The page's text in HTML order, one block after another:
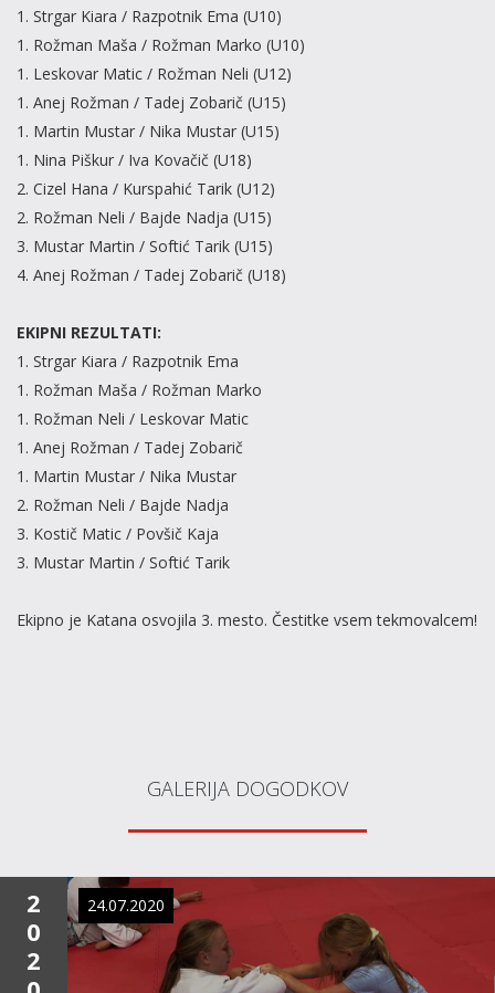
1. Strgar Kiara / Razpotnik Ema (U10)
1. Rožman Maša / Rožman Marko (U10)
1. Leskovar Matic / Rožman Neli (U12)
1. Anej Rožman / Tadej Zobarič (U15)
1. Martin Mustar / Nika Mustar (U15)
1. Nina Piškur / Iva Kovačič (U18)
2. Cizel Hana / Kurspahić Tarik (U12)
2. Rožman Neli / Bajde Nadja (U15)
3. Mustar Martin / Softić Tarik (U15)
4. Anej Rožman / Tadej Zobarič (U18)
EKIPNI REZULTATI:
1. Strgar Kiara / Razpotnik Ema
1. Rožman Maša / Rožman Marko
1. Rožman Neli / Leskovar Matic
1. Anej Rožman / Tadej Zobarič
1. Martin Mustar / Nika Mustar
2. Rožman Neli / Bajde Nadja
3. Kostič Matic / Povšič Kaja
3. Mustar Martin / Softić Tarik
Ekipno je Katana osvojila 3. mesto. Čestitke vsem tekmovalcem!
GALERIJA DOGODKOV
2
0
2
24.07.2020